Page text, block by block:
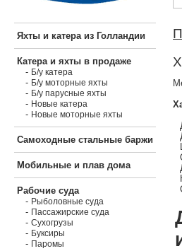
Яхты и катера из Голландии
Катера и яхты в продаже
- Б/у катера
- Б/у моторные яхты
- Б/у парусные яхты
- Новые катера
- Новые моторные яхты
Самоходные стальные баржи
Мобильные и плав дома
Рабочие суда
- Рыболовные суда
- Пассажирские суда
- Сухогрузы
- Буксиры
- Паромы